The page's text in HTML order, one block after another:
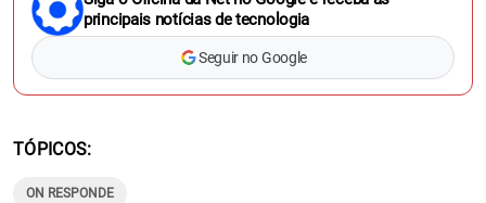
principais notícias de tecnologia
Seguir no Google
TÓPICOS
ON RESPONDE